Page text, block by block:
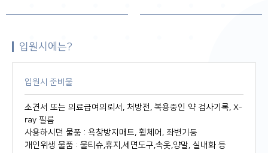
입원시에는?
입원시 준비물
소견서 또는 의료급여의뢰서, 처방전, 복용중인 약 검사기록, X-
ray 필름
사용하시던 물품 : 욕창방지매트, 휠체어, 좌변기등
개인위생 물품 : 물티슈,휴지,세면도구,속옷,양말, 실내화 등